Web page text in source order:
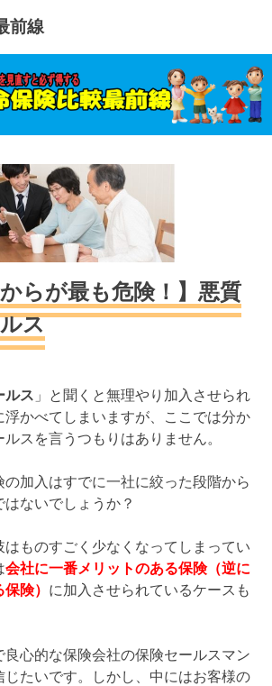
前線
からが最も危険！】悪質
ス
ルス 」と聞くと無理やり加入させられ
浮かべてしまいますが、ここでは分か
スを言うつもりはありません。
加入はすでに一社に絞った段階から
ないでしょうか？
はものすごく少なくなってしまってい
会社に一番メリットのある保険（逆に
険） に加入させられているケースも
良心的な保険会社の保険セールスマン
じたいです。しかし、中にはお客様の